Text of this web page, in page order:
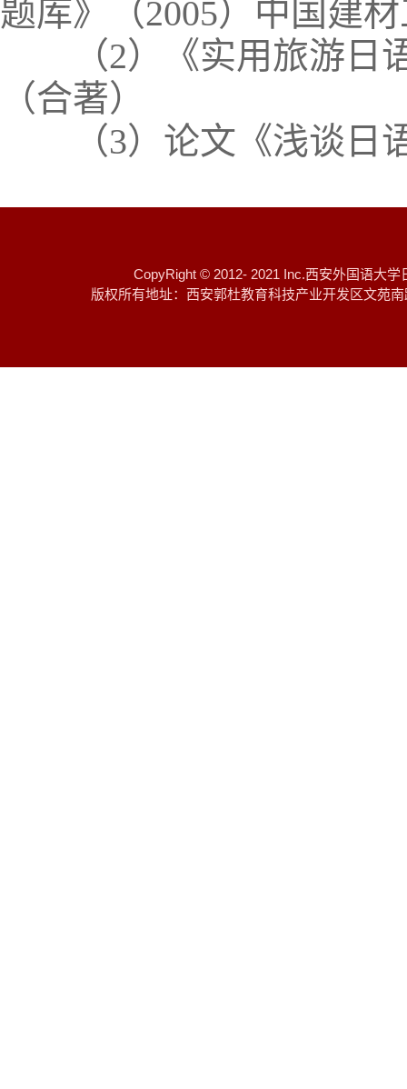
题库》（2005）中国建
（2）《实用旅游日语
（合著）
（3）论文《浅谈日
CopyRight © 2012- 2021 Inc.西安
版权所有地址：西安郭杜教育科技产业开发区文苑